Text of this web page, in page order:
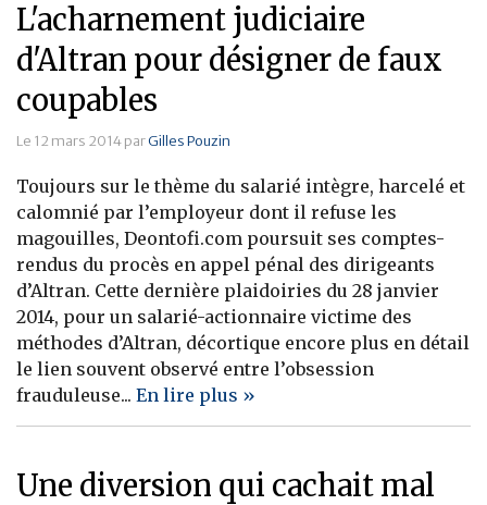
L'acharnement judiciaire
d'Altran pour désigner de faux
coupables
Le 12 mars 2014 parGilles Pouzin
Toujours sur le thème du salarié intègre, harcelé et
calomnié par l’employeur dont il refuse les
magouilles, Deontofi.com poursuit ses comptes-
rendus du procès en appel pénal des dirigeants
d’Altran. Cette dernière plaidoiries du 28 janvier
2014, pour un salarié-actionnaire victime des
méthodes d’Altran, décortique encore plus en détail
le lien souvent observé entre l’obsession
frauduleuse... En lire plus »
Une diversion qui cachait mal